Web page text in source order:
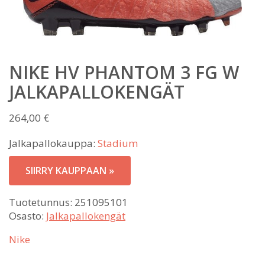
NIKE HV PHANTOM 3 FG W
JALKAPALLOKENGÄT
264,00 €
Jalkapallokauppa: Stadium
SIIRRY KAUPPAAN »
Tuotetunnus: 251095101
Osasto: Jalkapallokengät
Nike